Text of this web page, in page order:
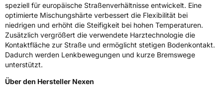
speziell für europäische Straßenverhältnisse entwickelt. Eine
optimierte Mischungshärte verbessert die Flexibilität bei
niedrigen und erhöht die Steifigkeit bei hohen Temperaturen.
Zusätzlich vergrößert die verwendete Harztechnologie die
Kontaktfläche zur Straße und ermöglicht stetigen Bodenkontakt.
Dadurch werden Lenkbewegungen und kurze Bremswege
unterstützt.
Über den Hersteller Nexen